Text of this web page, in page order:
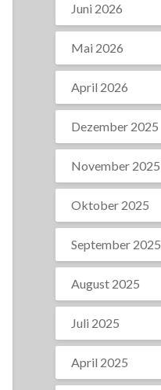
Juni 2026
Mai 2026
April 2026
Dezember 2025
November 2025
Oktober 2025
September 2025
August 2025
Juli 2025
April 2025